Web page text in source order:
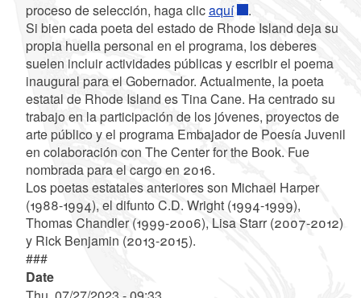
proceso de selección, haga clicaquí
.
Si bien cada poeta del estado de Rhode Island deja su
propia huella personal en el programa, los deberes
suelen incluir actividades públicas y escribir el poema
inaugural para el Gobernador. Actualmente, la poeta
estatal de Rhode Island es Tina Cane. Ha centrado su
trabajo en la participación de los jóvenes, proyectos de
arte público y el programa Embajador de Poesía Juvenil
en colaboración con The Center for the Book. Fue
nombrada para el cargo en 2016.
Los poetas estatales anteriores son Michael Harper
(1988-1994), el difunto C.D. Wright (1994-1999),
Thomas Chandler (1999-2006), Lisa Starr (2007-2012)
y Rick Benjamin (2013-2015).
###
Date